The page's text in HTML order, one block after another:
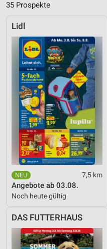
35 Prospekte
Lidl
7,5 km
Angebote ab 03.08.
Noch heute gültig
DAS FUTTERHAUS